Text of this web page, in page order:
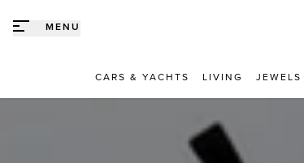
MENU
CARS & YACHTS LIVING